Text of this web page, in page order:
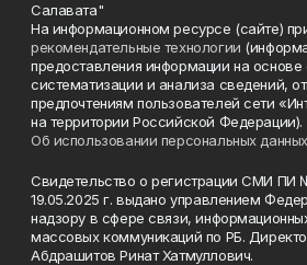
Салавата"
На информационном ресурсе (сайте)
рекомендательные технологии
предоставления информации на основе
систематизации и анализа сведений,
предпочтениям пользователей сети
на территории Российской Федерации).
Об использовании персональных данных
Свидетельство о регистрации СМИ ПИ
19.05.2025 г. выдано управлением
надзору в сфере связи,
массовых коммуникаций по РБ.
Абдрашитов Ринат Хатмуллович.